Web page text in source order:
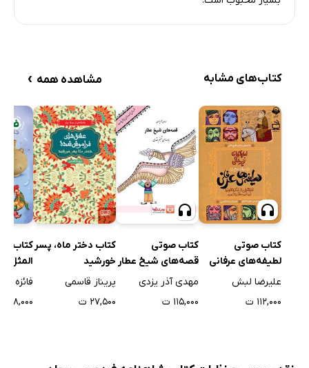
کتاب‌های مشابه مشاهده همه ›
کتاب صوتی
لطیفه‌های عرفانی
علیرضا لبش
۱۱۲,۰۰۰ ت
کتاب صوتی
قصه‌های شیخ عطار
مهدی آذر یزدی
۱۱۵,۰۰۰ ت
کتاب دختر ماه، پسر
خورشید
پریناز قاسمی
۲۷,۵۰۰ ت
کتاب
جلد
فائزه
۵۸,۰۰۰ ت